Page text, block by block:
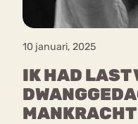
10 januari, 2025
IK HAD LAST
MANKRACHT